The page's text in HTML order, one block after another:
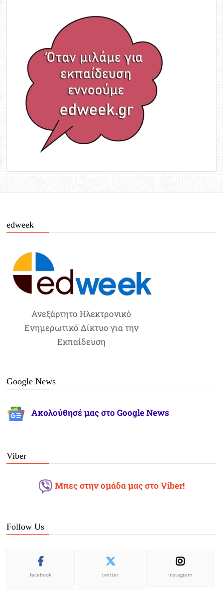
edweek
Ανεξάρτητο Ηλεκτρονικό
Ενημερωτικό Δίκτυο για την
Εκπαίδευση
Google News
Ακολούθησέ μας στο Google News
Viber
Μπες στην ομάδα μας στο Viber!
Follow Us
facebook twitter instagram